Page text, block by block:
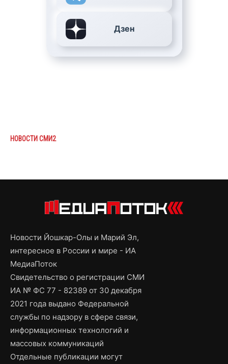
Дзен
НОВОСТИ СМИ2
Новости Йошкар-Олы и Марий Эл,
интересное в России и мире - ИА
МедиаПоток
Свидетельство о регистрации СМИ
ИА № ФС 77 - 82389 от 30 декабря
2021 года выдано Федеральной
службы по надзору в сфере связи,
информационных технологий и
массовых коммуникаций
Отдельные публикации могут